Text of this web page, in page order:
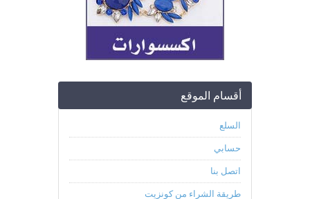
أقسام الموقع
السلع
حسابي
اتصل بنا
طريقة الشراء من كونزيت